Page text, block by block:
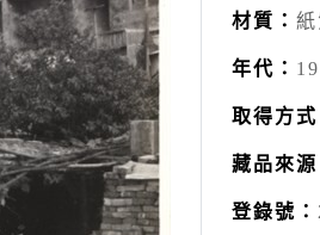
材質： 紙
年代：
取得方式
藏品來源
登錄號：